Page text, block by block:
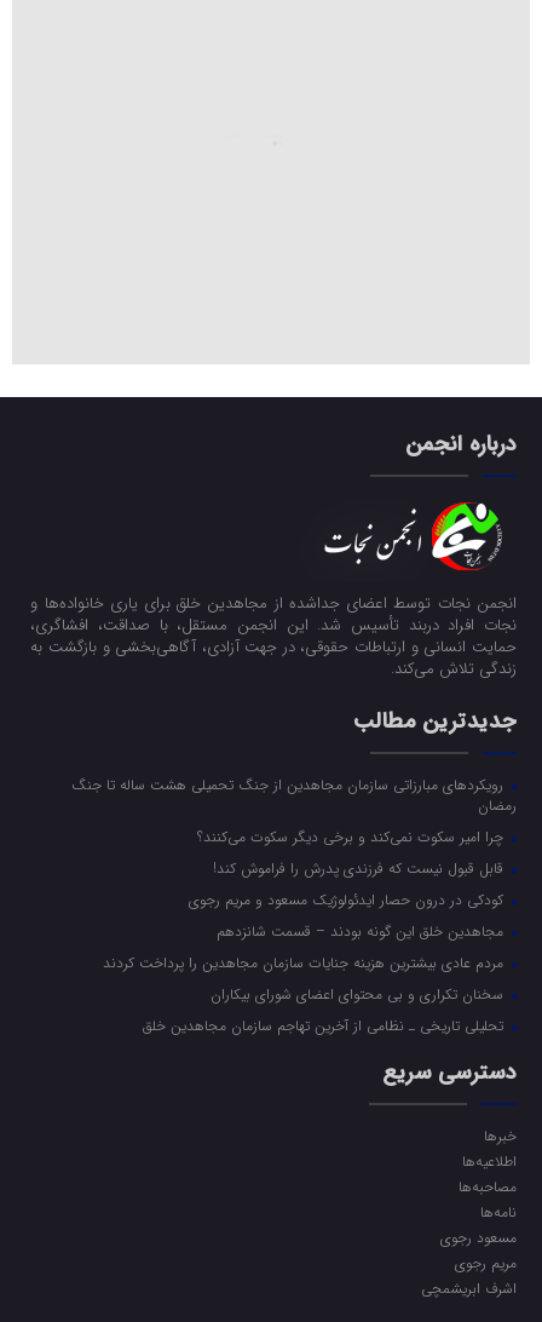
درباره انجمن
انجمن نجات توسط اعضای جداشده از مجاهدین خلق برای یاری خانواده‌ها و
نجات افراد دربند تأسیس شد. این انجمن مستقل، با صداقت، افشاگری،
حمایت انسانی و ارتباطات حقوقی، در جهت آزادی، آگاهی‌بخشی و بازگشت به
زندگی تلاش می‌کند.
جدیدترین مطالب
رویکرد‌های مبارزاتی سازمان مجاهدین از جنگ تحمیلی هشت ساله تا جنگ
رمضان
چرا امیر سکوت نمی‌کند و برخی دیگر سکوت می‌کنند؟
قابل قبول نیست که فرزندی پدرش را فراموش کند!
کودکی در درون حصار ایدئولوژیک مسعود و مریم رجوی
مجاهدین خلق این گونه بودند – قسمت شانزدهم
مردم عادی بیشترین هزینه جنایات سازمان مجاهدین را پرداخت کردند
سخنان تکراری و بی محتوای اعضای شورای بیکاران
تحلیلی تاریخی ـ نظامی از آخرین تهاجم سازمان مجاهدین خلق
دسترسی سریع
خبرها
اطلاعیه‌ها
مصاحبه‌ها
نامه‌ها
مسعود رجوی
مریم رجوی
اشرف ابریشمچی